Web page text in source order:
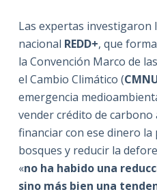
Las expertas investigaron
nacional REDD+, que
la Convención Marco de
el Cambio Climático (
emergencia
vender crédito de
financiar con ese dinero la
bosques y reducir la
«no ha habido una
sino más bien una